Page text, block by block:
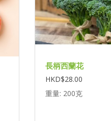
長柄西蘭花
HKD$28.00
重量: 200克